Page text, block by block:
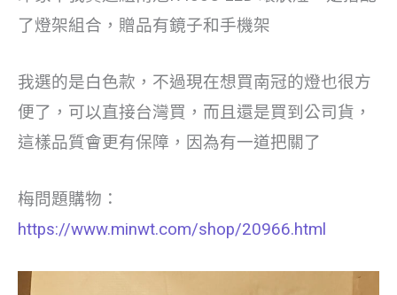
了燈架組合，贈品有鏡子和手機架
我選的是白色款，不過現在想買南冠的燈也很方
便了，可以直接台灣買，而且還是買到公司貨，
這樣品質會更有保障，因為有一道把關了
梅問題購物：
https://www.minwt.com/shop/20966.html